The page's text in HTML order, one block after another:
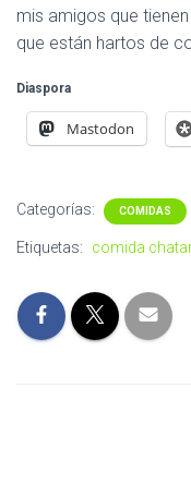
mis amigos que
que están hartos de
Diaspora
Mastodon
Categorías: COMIDAS
Etiquetas: comida